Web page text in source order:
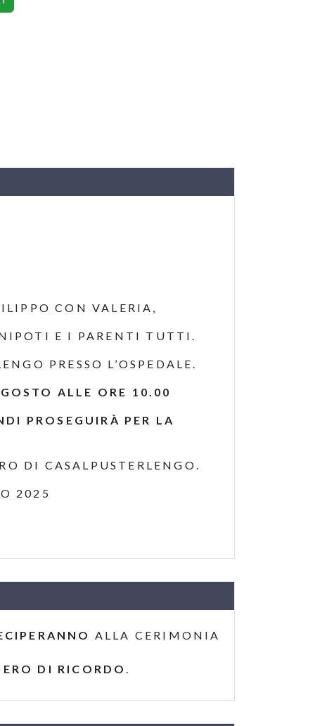
CON VALERIA,
E I PARENTI TUTTI.
PRESSO L’OSPEDALE.
ALLE ORE 10.00
PROSEGUIRÀ PER LA
DI CASALPUSTERLENGO.
2025
ALLA CERIMONIA
DI RICORDO.